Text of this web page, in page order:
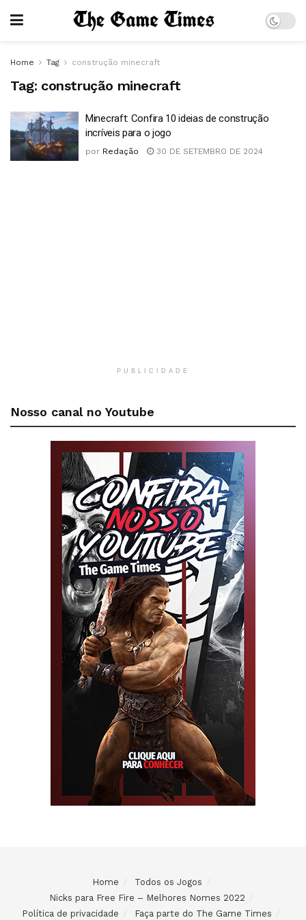
Home Tag construção minecraft
Tag: construção minecraft
Minecraft: Confira 10 ideias de construção
incríveis para o jogo
por Redação 30 DE SETEMBRO DE 2024
PUBLICIDADE
Nosso canal no Youtube
Home
Todos os Jogos
Nicks para Free Fire – Melhores Nomes 2022
Política de privacidade
Faça parte do The Game Times